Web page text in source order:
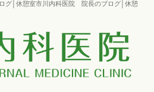
グ│休憩室市川内科医院 院長のブログ│休憩